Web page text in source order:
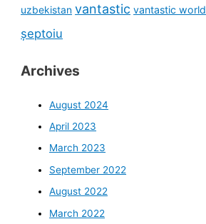
uzbekistan vantastic vantastic world
șeptoiu
Archives
August 2024
April 2023
March 2023
September 2022
August 2022
March 2022